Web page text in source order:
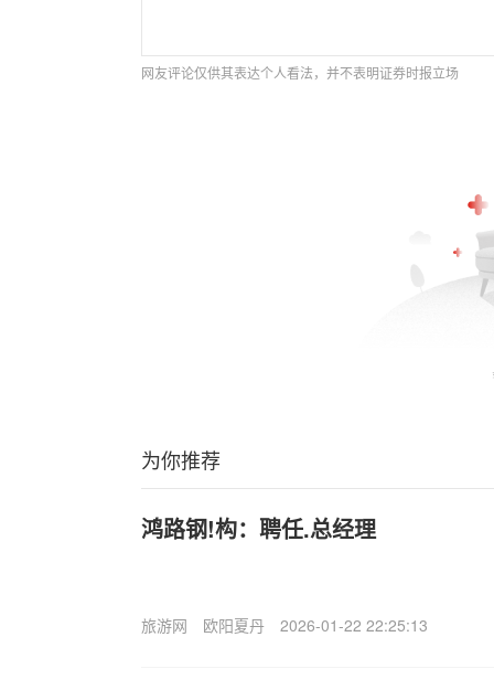
网友评论仅供其表达个人看法，并不表明证券时报立场
为你推荐
鸿路钢!构：聘任.总经理
旅游网 欧阳夏丹 2026-01-22 22:25:13